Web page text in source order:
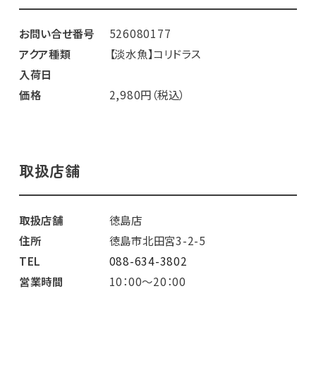
お問い合せ番号
526080177
アクア種類
【淡水魚】コリドラス
入荷日
価格
2,980円（税込）
取扱店舗
取扱店舗
徳島店
住所
徳島市北田宮3-2-5
TEL
088-634-3802
営業時間
10：00～20：00